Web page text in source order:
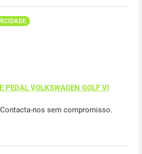
PEDAL VOLKSWAGEN GOLF VI
nos sem compromisso.